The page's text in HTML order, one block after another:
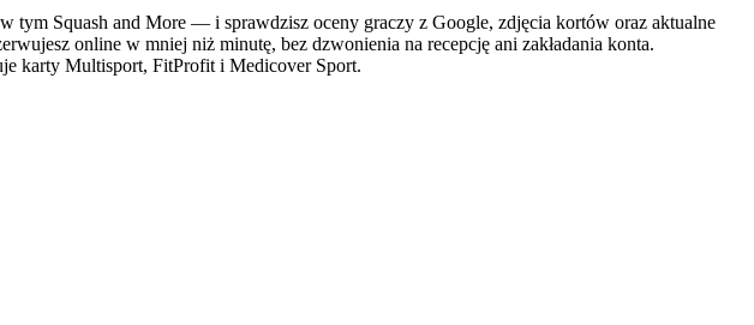
Squash and More — i sprawdzisz oceny graczy z Google, zdjęcia kortów oraz aktualne
online w mniej niż minutę, bez dzwonienia na recepcję ani zakładania konta.
karty Multisport, FitProfit i Medicover Sport.